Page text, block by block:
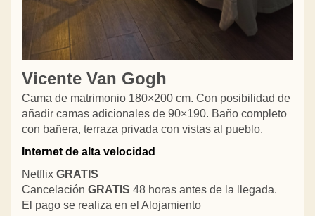
Vicente Van Gogh
Cama de matrimonio 180×200 cm. Con posibilidad de
añadir camas adicionales de 90×190. Baño completo
con bañera, terraza privada con vistas al pueblo.
Internet de alta velocidad
Netflix GRATIS
Cancelación GRATIS 48 horas antes de la llegada.
El pago se realiza en el Alojamiento